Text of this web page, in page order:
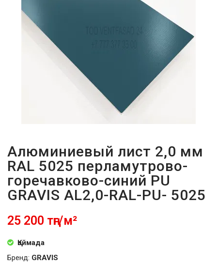
Алюминиевый лист 2,0 мм
RAL 5025 перламутрово-
горечавково-синий PU
GRAVIS AL2,0-RAL-PU- 5025
25 200 тңг/м²
Қоймада
Бренд: GRAVIS